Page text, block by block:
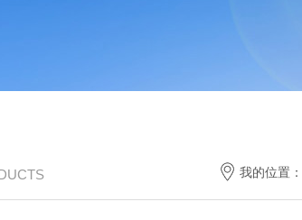
我的位置：